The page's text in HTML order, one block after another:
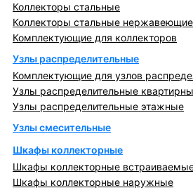
Коллекторы стальные
Коллекторы стальные нержавеющие
Комплектующие для коллекторов
Узлы распределительные
Комплектующие для узлов
Узлы распределительные
Узлы распределительные этажные
Узлы смесительные
Шкафы коллекторные
Шкафы коллекторные
Шкафы коллекторные наружные